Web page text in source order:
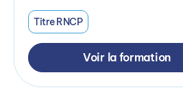
Titre RNCP
Voir la formation